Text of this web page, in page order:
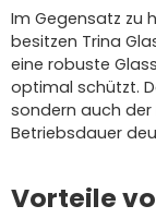
Im Gegensatz zu
besitzen Trina
eine robuste
optimal schützt.
sondern auch
Betriebsdauer
Vorteile